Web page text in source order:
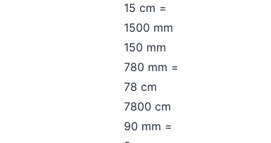
15 cm =
1500 mm
150 mm
780 mm =
78 cm
7800 cm
90 mm =